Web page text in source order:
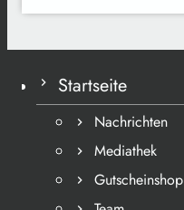
Startseite
Nachrichten
Mediathek
Gutscheinshop